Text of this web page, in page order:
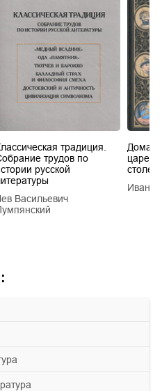
традиция.
трудов по
русской
Васильевич
царей
Иван